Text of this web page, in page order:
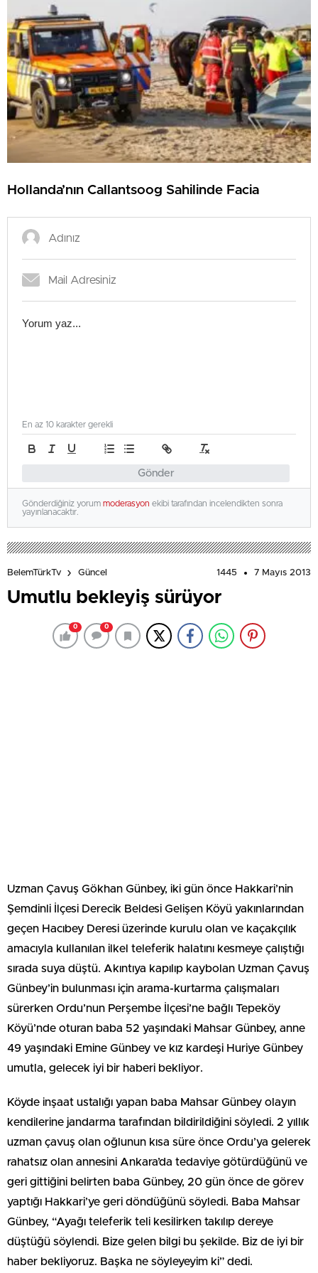
Hollanda’nın Callantsoog Sahilinde Facia
Gönder
En az 10 karakter gerekli
Gönderdiğiniz yorum moderasyon ekibi tarafından incelendikten sonra
yayınlanacaktır.
BelemTürkTv Güncel 1445 7 Mayıs 2013
Umutlu bekleyiş sürüyor
0 0
Uzman Çavuş Gökhan Günbey, iki gün önce Hakkari’nin
Şemdinli İlçesi Derecik Beldesi Gelişen Köyü yakınlarından
geçen Hacıbey Deresi üzerinde kurulu olan ve kaçakçılık
amacıyla kullanılan ilkel teleferik halatını kesmeye çalıştığı
sırada suya düştü. Akıntıya kapılıp kaybolan Uzman Çavuş
Günbey’in bulunması için arama-kurtarma çalışmaları
sürerken Ordu’nun Perşembe İlçesi’ne bağlı Tepeköy
Köyü’nde oturan baba 52 yaşındaki Mahsar Günbey, anne
49 yaşındaki Emine Günbey ve kız kardeşi Huriye Günbey
umutla, gelecek iyi bir haberi bekliyor.
Köyde inşaat ustalığı yapan baba Mahsar Günbey olayın
kendilerine jandarma tarafından bildirildiğini söyledi. 2 yıllık
uzman çavuş olan oğlunun kısa süre önce Ordu’ya gelerek
rahatsız olan annesini Ankara’da tedaviye götürdüğünü ve
geri gittiğini belirten baba Günbey, 20 gün önce de görev
yaptığı Hakkari’ye geri döndüğünü söyledi. Baba Mahsar
Günbey, “Ayağı teleferik teli kesilirken takılıp dereye
düştüğü söylendi. Bize gelen bilgi bu şekilde. Biz de iyi bir
haber bekliyoruz. Başka ne söyleyeyim ki” dedi.